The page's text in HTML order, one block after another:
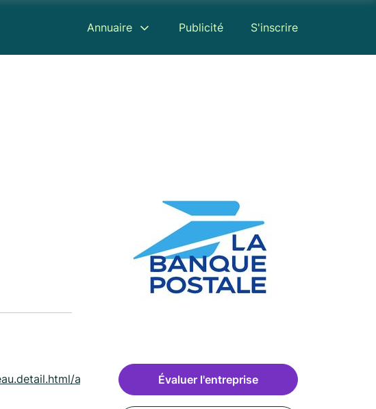
Annuaire Publicité S'inscrire
armissan-
Évaluer l'entreprise